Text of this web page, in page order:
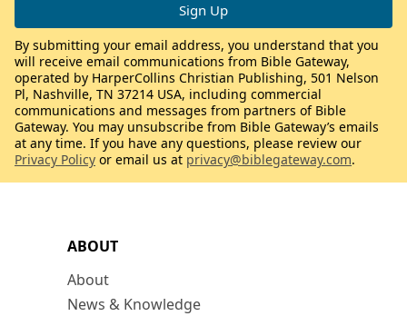
ABOUT
About
News & Knowledge
By submitting your email address, you understand that you
will receive email communications from Bible Gateway,
operated by HarperCollins Christian Publishing, 501 Nelson
Pl, Nashville, TN 37214 USA, including commercial
communications and messages from partners of Bible
Gateway. You may unsubscribe from Bible Gateway’s emails
at any time. If you have any questions, please review our
Privacy Policy or email us at privacy@biblegateway.com.